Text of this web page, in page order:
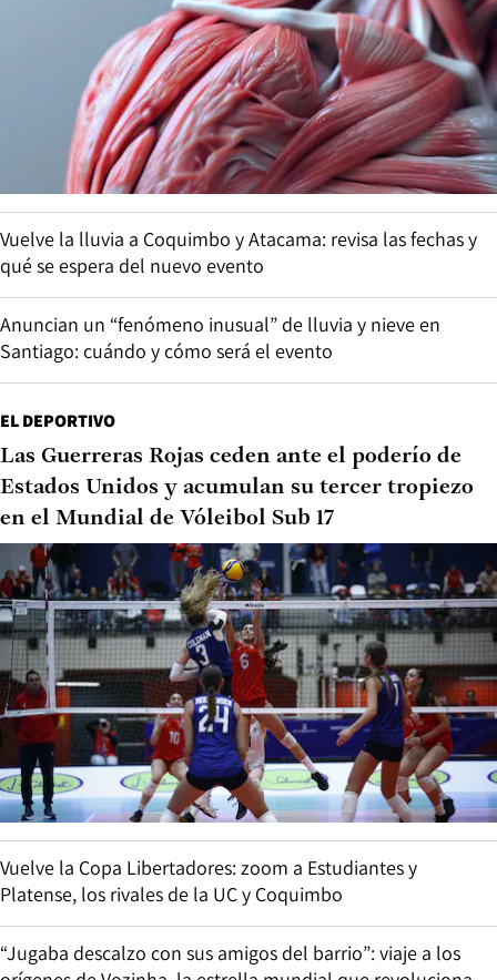
Vuelve la lluvia a Coquimbo y Atacama: revisa las fechas y
qué se espera del nuevo evento
Anuncian un “fenómeno inusual” de lluvia y nieve en
Santiago: cuándo y cómo será el evento
EL DEPORTIVO
Las Guerreras Rojas ceden ante el poderío de
Estados Unidos y acumulan su tercer tropiezo
en el Mundial de Vóleibol Sub 17
Vuelve la Copa Libertadores: zoom a Estudiantes y
Platense, los rivales de la UC y Coquimbo
“Jugaba descalzo con sus amigos del barrio”: viaje a los